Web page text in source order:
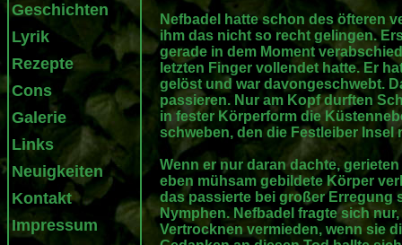
Geschichten
Lyrik
Rezepte
Cons
Galerie
Links
Neuigkeiten
Kontakt
Impressum
Nefbadel hatte schon des öfteren
ihm das nicht so recht gelingen.
gerade in dem Moment
letzten Finger vollendet hatte. Er
gelöst und war davongeschwebt.
passieren. Nur am Kopf durften
in fester Körperform die
schweben, den die Festleiber Insel
Wenn er nur daran dachte,
eben mühsam gebildete Körper
das passierte bei großer Erregung
Nymphen. Nefbadel fragte sich
Vertrocknen vermieden, wenn sie